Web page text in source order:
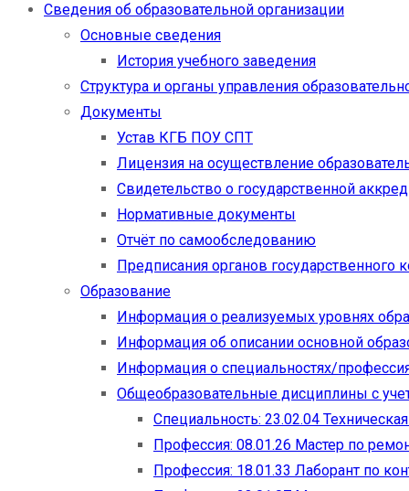
Сведения об образовательной организации
Основные сведения
История учебного заведения
Структура и органы управления
Документы
Устав КГБ ПОУ СПТ
Лицензия на осуществление
Свидетельство о государственной
Нормативные документы
Отчёт по самообследованию
Предписания органов государственного
Образование
Информация о реализуемых уровнях
Информация об описании основной
Информация о специальностях/
Общеобразовательные дисциплины с
Специальность: 23.02.04
Профессия: 08.01.26 Мастер по
Профессия: 18.01.33 Лаборант по